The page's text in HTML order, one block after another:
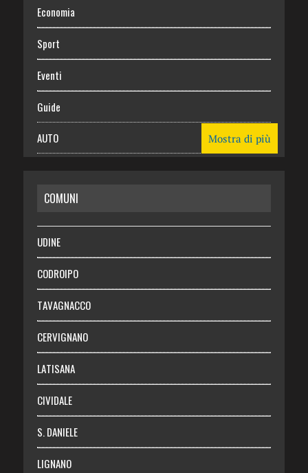
Economia
Sport
Eventi
Guide
AUTO
RISPARMIO
SALUTE
Necrologie
Chi siamo
Abbonati
Login
Mostra di più
COMUNI
UDINE
CODROIPO
TAVAGNACCO
CERVIGNANO
LATISANA
CIVIDALE
S. DANIELE
LIGNANO